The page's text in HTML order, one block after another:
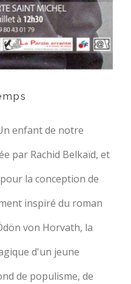
enfant de notre
par Rachid Belkaïd, et
la conception de
inspiré du roman
von Horvath, la
d'un jeune
de populisme, de